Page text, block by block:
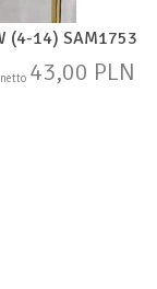
(4-14) SAM1753
netto 43,00 PLN